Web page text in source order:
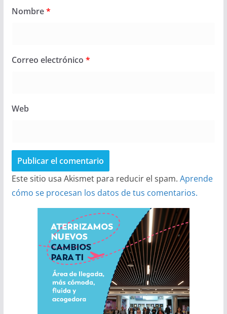
Nombre*
Correo electrónico *
Web
Este sitio usa Akismet para reducir el spam. Aprende
cómo se procesan los datos de tus comentarios.